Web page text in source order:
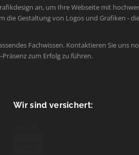
an, um Ihre Webseite mit
Gestaltung von Logos und Grafiken -
Fachwissen. Kontaktieren Sie
zum Erfolg zu führen.
Wir sind versichert: